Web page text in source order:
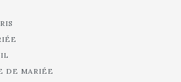
DE MARIÉE